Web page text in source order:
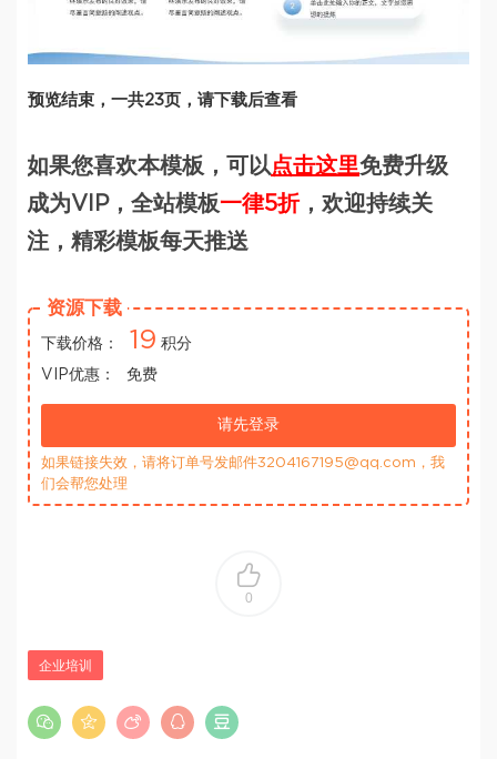
预览结束，一共23页，请下载后查看
如果您喜欢本模板，可以点击这里免费升级
成为VIP，全站模板一律5折，欢迎持续关
注，精彩模板每天推送
资源下载
下载价格： 19 积分
VIP优惠：
免费
请先登录
如果链接失效，请将订单号发邮件3204167195@qq.com，我
们会帮您处理
0
企业培训